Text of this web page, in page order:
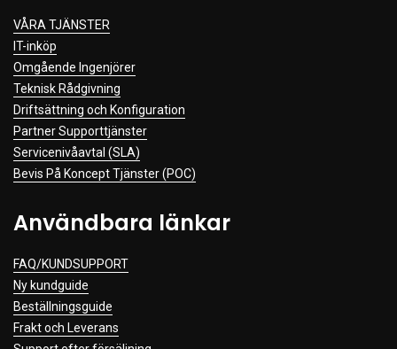
VÅRA TJÄNSTER
IT-inköp
Omgående Ingenjörer
Teknisk Rådgivning
Driftsättning och Konfiguration
Partner Supporttjänster
Servicenivåavtal (SLA)
Bevis På Koncept Tjänster (POC)
Användbara länkar
FAQ/KUNDSUPPORT
Ny kundguide
Beställningsguide
Frakt och Leverans